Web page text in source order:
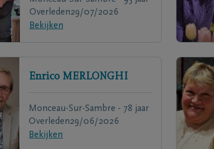
Overleden29/07/2026
Bekijken
Enrico MERLONGHI
Monceau-Sur-Sambre - 78 jaar
Overleden29/06/2026
Bekijken